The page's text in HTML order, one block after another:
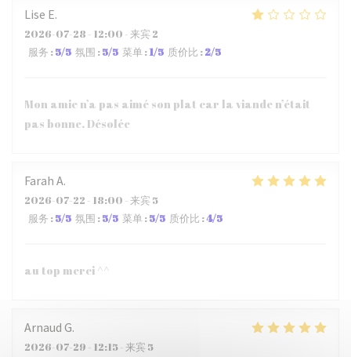
Lise E
2026-07-28 - 12:00 - 来宾 2
服务 :5/5 氛围 :5/5 菜单:1/5 质价比 :2/5
Mon amie n’a pas aimé son plat car la viande n’était
pas bonne. Désolée
Farah A
2026-07-22 - 18:00 - 来宾 5
服务 :5/5 氛围 :5/5 菜单:5/5 质价比 :4/5
au top merci ^^
Arnaud G
2026-07-29 - 12:15 - 来宾 5